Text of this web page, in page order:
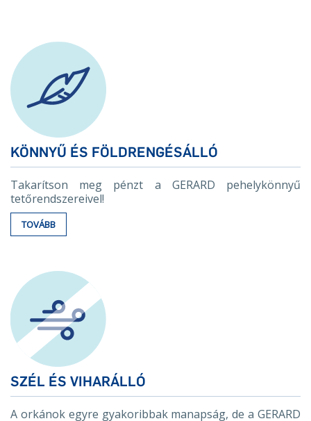
KÖNNYŰ ÉS FÖLDRENGÉSÁLLÓ
Takarítson meg pénzt a GERARD pehelykönnyű
tetőrendszereivel!
TOVÁBB
SZÉL ÉS VIHARÁLLÓ
A orkánok egyre gyakoribbak manapság, de a GERARD